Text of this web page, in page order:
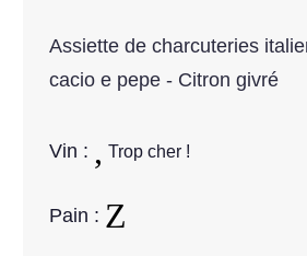
Assiette de charcuteries
cacio e pepe - Citron givré
Vin : Trop cher !
Pain :